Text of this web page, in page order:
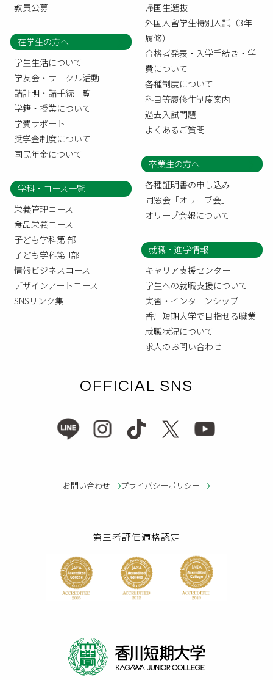
教員公募
帰国生選抜
外国人留学生特別入試（3年
履修）
合格者発表・入学手続き・学
費について
各種制度について
科目等履修生制度案内
過去入試問題
よくあるご質問
在学生の方へ
学生生活について
学友会・サークル活動
諸証明・諸手続一覧
学籍・授業について
学費サポート
奨学金制度について
国民年金について
卒業生の方へ
各種証明書の申し込み
同窓会「オリーブ会」
オリーブ会報について
学科・コース一覧
栄養管理コース
食品栄養コース
子ども学科第I部
子ども学科第III部
情報ビジネスコース
デザインアートコース
SNSリンク集
就職・進学情報
キャリア支援センター
学生への就職支援について
実習・インターンシップ
香川短期大学で目指せる職業
就職状況について
求人のお問い合わせ
OFFICIAL SNS
お問い合わせ プライバシーポリシー
第三者評価適格認定